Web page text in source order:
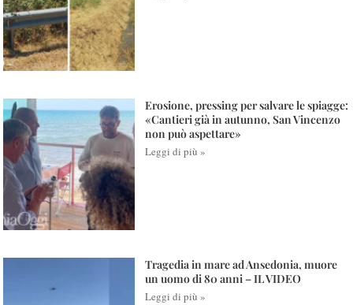
Erosione, pressing per salvare le spiagge:
«Cantieri già in autunno, San Vincenzo
non può aspettare»
Leggi di più »
Tragedia in mare ad Ansedonia, muore
un uomo di 80 anni – IL VIDEO
Leggi di più »